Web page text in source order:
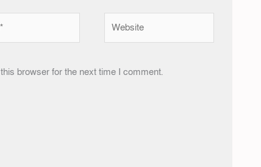
browser for the next time I comment.